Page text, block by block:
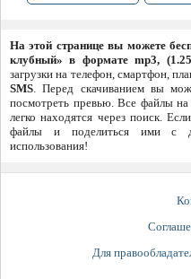
На этой странице вы можете
клубный» в формате mp3,
загрузки на телефон, смартфон,
SMS. Перед скачиванием вы
посмотреть превью. Все файлы
легко находятся через поиск.
файлы и поделиться ими с
использования!
Для